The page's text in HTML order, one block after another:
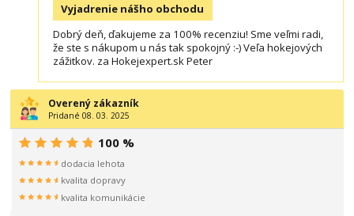
Vyjadrenie nášho obchodu
Dobrý deň, ďakujeme za 100% recenziu! Sme veľmi radi,
že ste s nákupom u nás tak spokojný :-) Veľa hokejových
zážitkov. za Hokejexpert.sk Peter
Overený zákazník
Pridané 08. 03. 2025
100 %
dodacia lehota
kvalita dopravy
kvalita komunikácie